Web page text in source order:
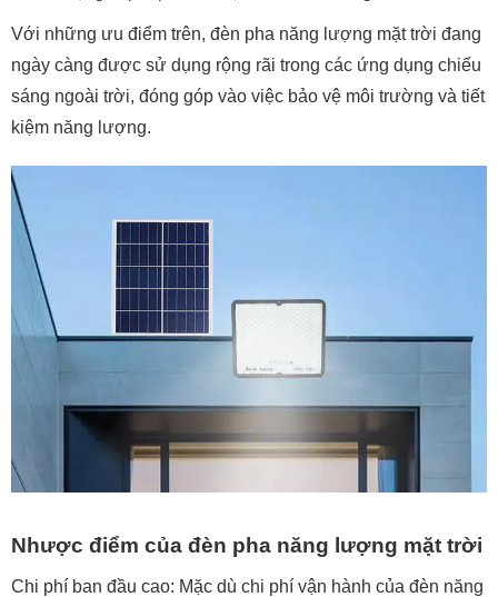
Với những ưu điểm trên, đèn pha năng lượng mặt trời đang
ngày càng được sử dụng rộng rãi trong các ứng dụng chiếu
sáng ngoài trời, đóng góp vào việc bảo vệ môi trường và tiết
kiệm năng lượng.
Nhược điểm của đèn pha năng lượng mặt trời
Chi phí ban đầu cao: Mặc dù chi phí vận hành của đèn năng